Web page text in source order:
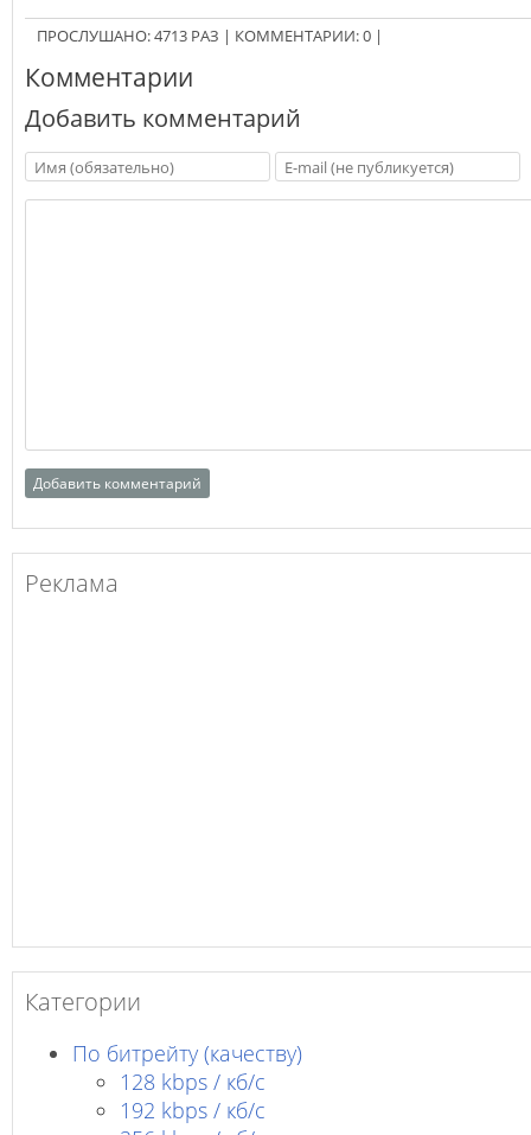
ПРОСЛУШАНО:4713 РАЗ | КОММЕНТАРИИ:0 |
Комментарии
Добавить комментарий
Реклама
Категории
По битрейту (качеству)
128 kbps / кб/c
192 kbps / кб/c